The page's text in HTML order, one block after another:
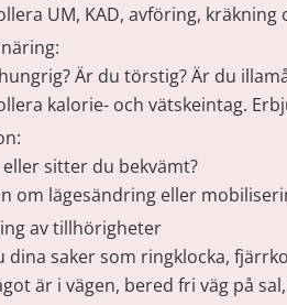
UM, KAD, avföring, kräkning
Är du törstig? Är du
kalorie- och vätskeintag.
eller sitter du bekvämt?
om lägesändring eller
av tillhörigheter​
dina saker som ringklocka,
är i vägen, bered fri väg på